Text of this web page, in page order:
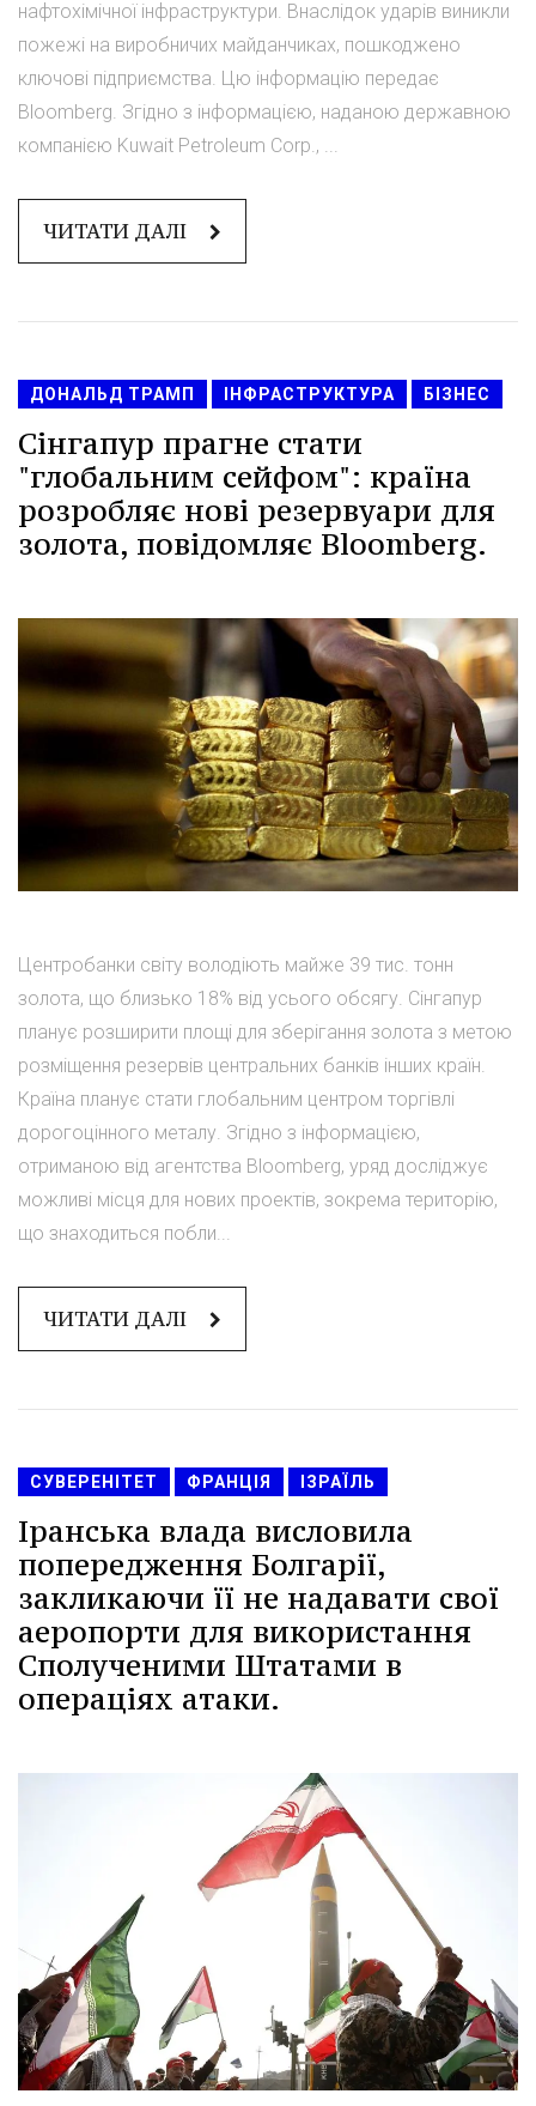
нафтохімічної інфраструктури. Внаслідок ударів виникли
пожежі на виробничих майданчиках, пошкоджено
ключові підприємства. Цю інформацію передає
Bloomberg. Згідно з інформацією, наданою державною
компанією Kuwait Petroleum Corp., ...
ЧИТАТИ ДАЛІ
ДОНАЛЬД ТРАМП ІНФРАСТРУКТУРА БІЗНЕС
Сінгапур прагне стати
"глобальним сейфом": країна
розробляє нові резервуари для
золота, повідомляє Bloomberg.
Центробанки світу володіють майже 39 тис. тонн
золота, що близько 18% від усього обсягу. Сінгапур
планує розширити площі для зберігання золота з метою
розміщення резервів центральних банків інших країн.
Країна планує стати глобальним центром торгівлі
дорогоцінного металу. Згідно з інформацією,
отриманою від агентства Bloomberg, уряд досліджує
можливі місця для нових проектів, зокрема територію,
що знаходиться побли...
ЧИТАТИ ДАЛІ
СУВЕРЕНІТЕТ ФРАНЦІЯ ІЗРАЇЛЬ
Іранська влада висловила
попередження Болгарії,
закликаючи її не надавати свої
аеропорти для використання
Сполученими Штатами в
операціях атаки.